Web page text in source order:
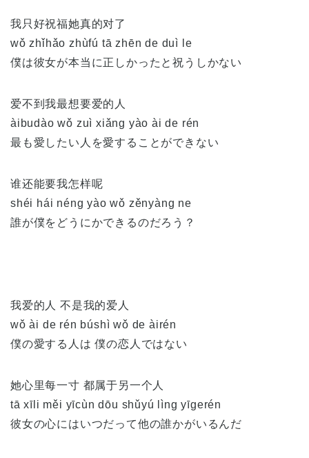
我只好祝福她真的对了
wǒ zhǐhǎo zhùfú tā zhēn de duì le
僕は彼女が本当に正しかったと祝うしかない
爱不到我最想要爱的人
àibudào wǒ zuì xiǎng yào ài de rén
最も愛したい人を愛することができない
谁还能要我怎样呢
shéi hái néng yào wǒ zěnyàng ne
誰が僕をどうにかできるのだろう？
我爱的人 不是我的爱人
wǒ ài de rén búshì wǒ de àirén
僕の愛する人は 僕の恋人ではない
她心里每一寸 都属于另一个人
tā xīli měi yīcùn dōu shǔyú lìng yīgerén
彼女の心にはいつだって他の誰かがいるんだ